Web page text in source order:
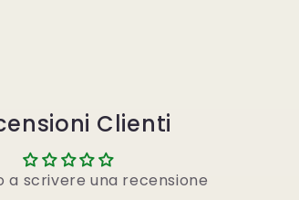
Clienti
a scrivere una recensione